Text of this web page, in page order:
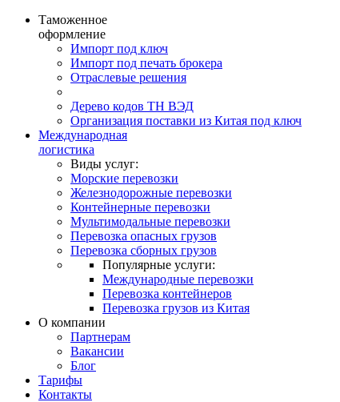
Таможенное
оформление
Импорт под ключ
Импорт под печать брокера
Отраслевые решения
Дерево кодов ТН ВЭД
Организация поставки из Китая под ключ
Международная
логистика
Виды услуг:
Морские перевозки
Железнодорожные перевозки
Контейнерные перевозки
Мультимодальные перевозки
Перевозка опасных грузов
Перевозка сборных грузов
Популярные услуги:
Международные перевозки
Перевозка контейнеров
Перевозка грузов из Китая
О компании
Партнерам
Вакансии
Блог
Тарифы
Контакты